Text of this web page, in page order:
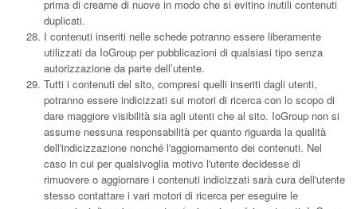
prima di crearne di nuove in modo che si evitino inutili contenuti
duplicati.
I contenuti inseriti nelle schede potranno essere liberamente
utilizzati da IoGroup per pubblicazioni di qualsiasi tipo senza
autorizzazione da parte dell’utente.
Tutti i contenuti del sito, compresi quelli inseriti dagli utenti,
potranno essere indicizzati sui motori di ricerca con lo scopo di
dare maggiore visibilità sia agli utenti che al sito. IoGroup non si
assume nessuna responsabilità per quanto riguarda la qualità
dell'indicizzazione nonché l'aggiornamento dei contenuti. Nel
caso in cui per qualsivoglia motivo l'utente decidesse di
rimuovere o aggiornare i contenuti indicizzati sarà cura dell'utente
stesso contattare i vari motori di ricerca per eseguire le